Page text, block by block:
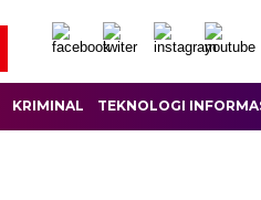
KRIMINAL TEKNOLOGI